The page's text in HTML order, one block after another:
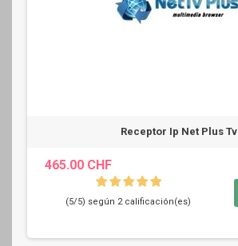
Receptor Ip Net Plus Tv
465.00 CHF
(5/5) según 2 calificación(es)